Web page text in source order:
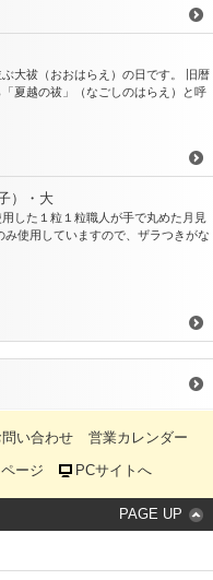
大祓（おおはらえ）の日です。 旧暦
夏越の祓」（なごしのはらえ）と呼
）・大
した１粒１粒職人が手で丸めた月見
み使用していますので、ザラつきがな
問い合わせ
営業カレンダー
ージ PCサイトへ
PAGE UP